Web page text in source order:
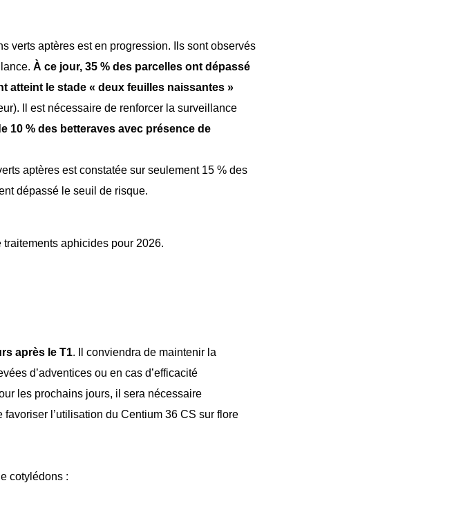
verts aptères est en progression. Ils sont observés
À ce jour, 35 % des parcelles ont dépassé
atteint le stade « deux feuilles naissantes »
Il est nécessaire de renforcer la surveillance
10 % des betteraves avec présence de
aptères est constatée sur seulement 15 % des
dépassé le seuil de risque.
aphicides pour 2026.
après le T1. Il conviendra de maintenir la
d’adventices ou en cas d’efficacité
les prochains jours, il sera nécessaire
favoriser l’utilisation du Centium 36 CS sur flore
cotylédons :